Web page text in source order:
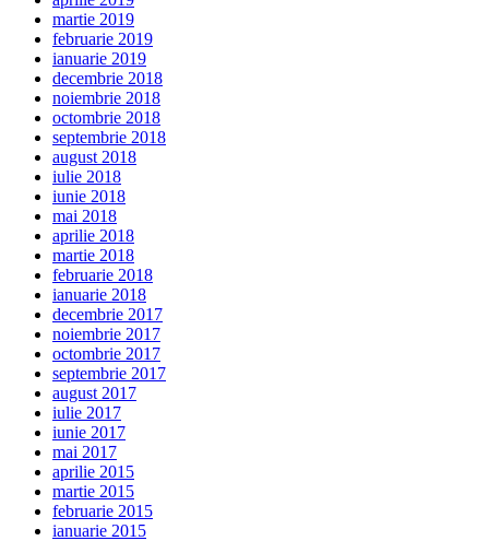
martie 2019
februarie 2019
ianuarie 2019
decembrie 2018
noiembrie 2018
octombrie 2018
septembrie 2018
august 2018
iulie 2018
iunie 2018
mai 2018
aprilie 2018
martie 2018
februarie 2018
ianuarie 2018
decembrie 2017
noiembrie 2017
octombrie 2017
septembrie 2017
august 2017
iulie 2017
iunie 2017
mai 2017
aprilie 2015
martie 2015
februarie 2015
ianuarie 2015